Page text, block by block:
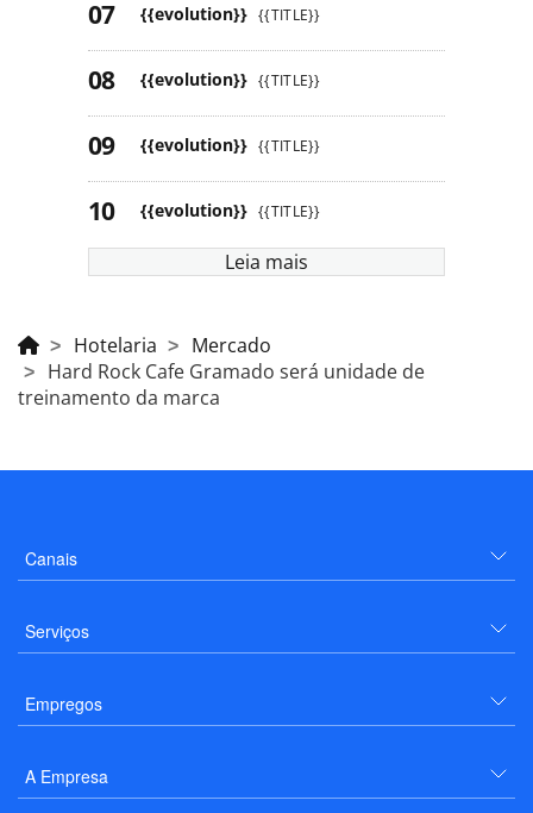
{{evolution}} {{TITLE}}
{{evolution}} {{TITLE}}
{{evolution}} {{TITLE}}
{{evolution}} {{TITLE}}
Leia mais
Hotelaria
Mercado
Hard Rock Cafe Gramado será unidade de
treinamento da marca
Canais
Serviços
Empregos
A Empresa